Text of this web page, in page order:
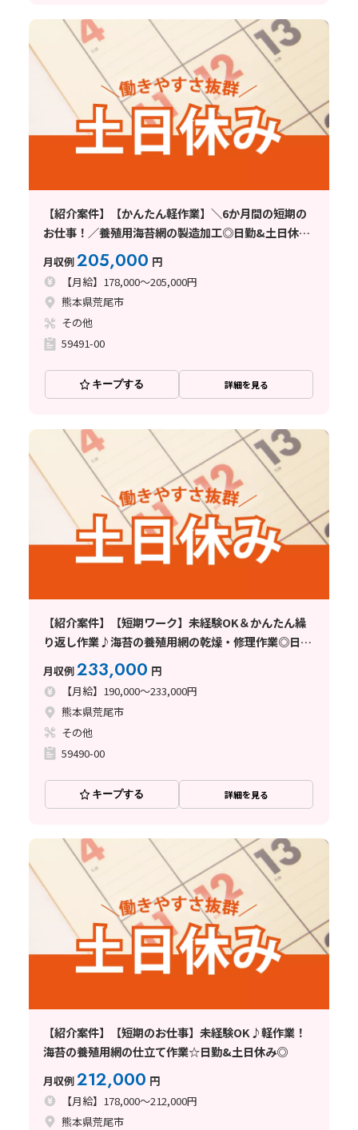
【紹介案件】【かんたん軽作業】＼6か月間の短期の
お仕事！／養殖用海苔網の製造加工◎日勤&土日休み
月収例205,000 円
【月給】178,000～205,000円
熊本県荒尾市
その他
59491-00
キープする 詳細を見る
【紹介案件】【短期ワーク】未経験OK＆かんたん繰
り返し作業♪海苔の養殖用網の乾燥・修理作業◎日勤
×土日休み！
月収例233,000 円
【月給】190,000～233,000円
熊本県荒尾市
その他
59490-00
キープする 詳細を見る
【紹介案件】【短期のお仕事】未経験OK♪軽作業！
海苔の養殖用網の仕立て作業☆日勤&土日休み◎
月収例212,000 円
【月給】178,000～212,000円
熊本県荒尾市